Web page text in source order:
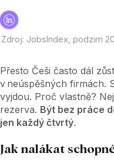
Zdroj: JobsIndex, podzim
Přesto Češi často dál
v neúspěšných firmách.
vyjdou. Proč vlastně?
rezerva. Být bez práce
jen každý čtvrtý.
Jak nalákat